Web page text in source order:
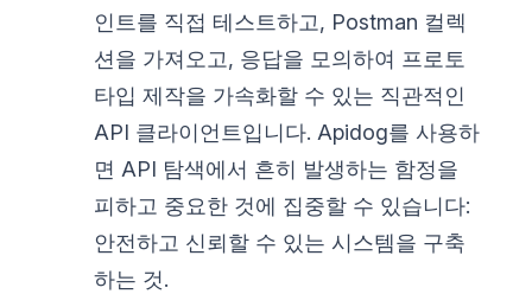
인트를 직접 테스트하고, Postman 컬렉
션을 가져오고, 응답을 모의하여 프로토
타입 제작을 가속화할 수 있는 직관적인
API 클라이언트입니다. Apidog를 사용하
면 API 탐색에서 흔히 발생하는 함정을
피하고 중요한 것에 집중할 수 있습니다:
안전하고 신뢰할 수 있는 시스템을 구축
하는 것.